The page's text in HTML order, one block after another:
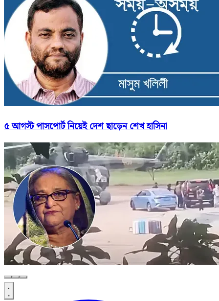
৫ আগস্ট পাসপোর্ট নিয়েই দেশ ছাড়েন শেখ হাসিনা